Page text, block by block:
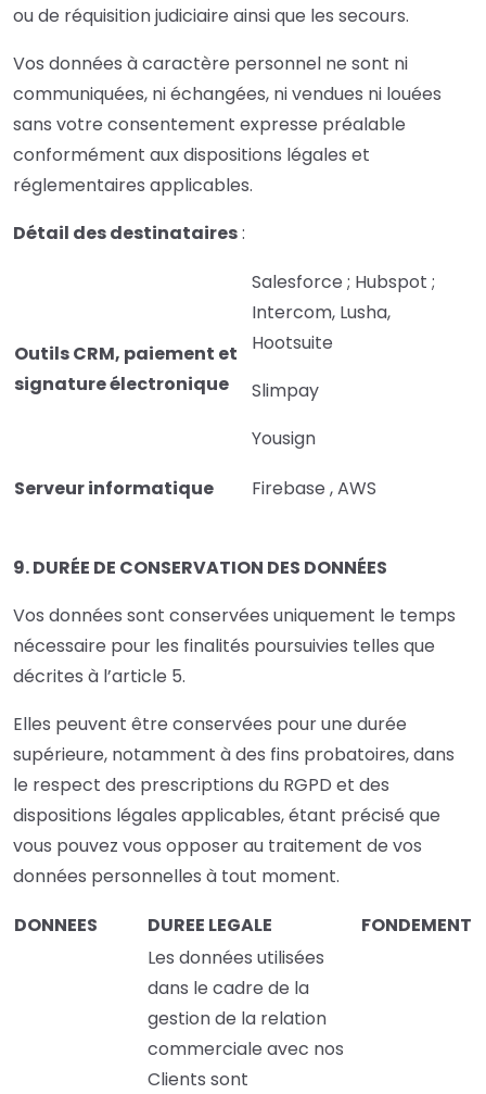
ou de réquisition judiciaire ainsi que les secours.
Vos données à caractère personnel ne sont ni
communiquées, ni échangées, ni vendues ni louées
sans votre consentement expresse préalable
conformément aux dispositions légales et
réglementaires applicables.
Détail des destinataires:
Outils CRM, paiement et
signature électronique
Salesforce ; Hubspot ;
Intercom, Lusha,
Hootsuite
Slimpay
Yousign
Serveur informatique
Firebase , AWS
9. DURÉE DE CONSERVATION DES DONNÉES
Vos données sont conservées uniquement le temps
nécessaire pour les finalités poursuivies telles que
décrites à l’article 5.
Elles peuvent être conservées pour une durée
supérieure, notamment à des fins probatoires, dans
le respect des prescriptions du RGPD et des
dispositions légales applicables, étant précisé que
vous pouvez vous opposer au traitement de vos
données personnelles à tout moment.
DONNEES
DUREE LEGALE FONDEMENT
Les données utilisées
dans le cadre de la
gestion de la relation
commerciale avec nos
Clients sont